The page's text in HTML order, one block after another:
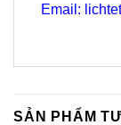
Email:
SẢN PHẨM